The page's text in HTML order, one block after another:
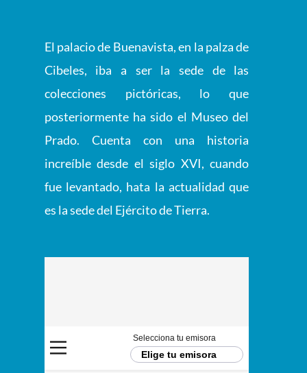
El palacio de Buenavista, en la palza de
Cibeles, iba a ser la sede de las
colecciones pictóricas, lo que
posteriormente ha sido el Museo del
Prado. Cuenta con una historia
increíble desde el siglo XVI, cuando
fue levantado, hata la actualidad que
es la sede del Ejército de Tierra.